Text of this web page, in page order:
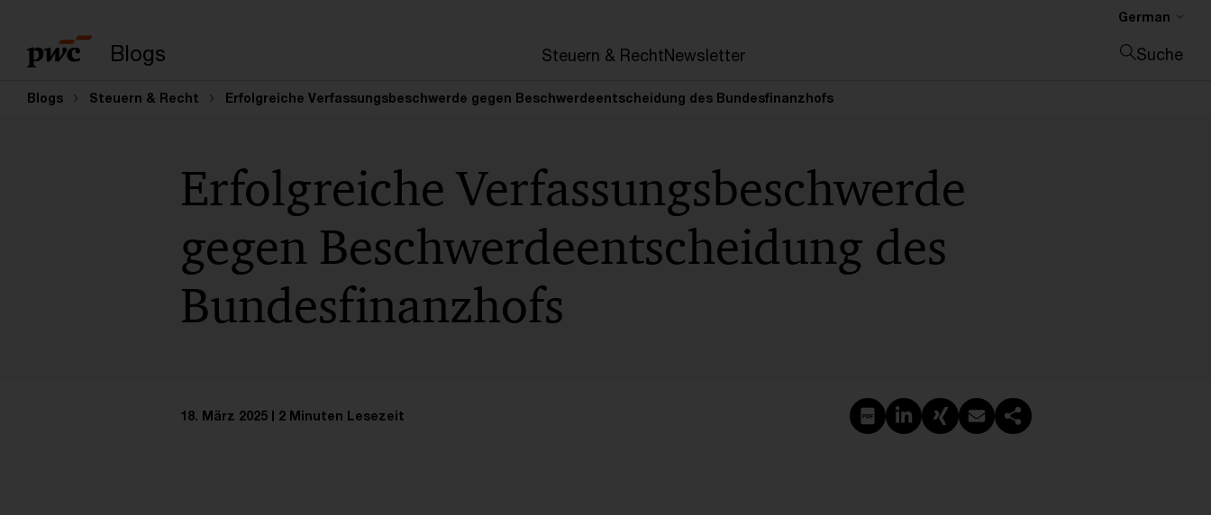
Blogs Steuern & RechtNewsletter
German
Suche
Blogs Steuern & Recht Erfolgreiche Verfassungsbeschwerde gegen Beschwerdeentscheidung des Bundesfinanzhofs
Erfolgreiche Verfassungsbeschwerde
gegen Beschwerdeentscheidung des
Bundesfinanzhofs
18. März 2025 2 Minuten Lesezeit PDF erstellen
Auf LinkedIn teilen
Auf Xing teilen
Per E-Mail teilen
Link kopieren